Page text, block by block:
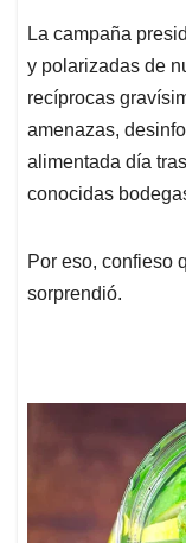
La campaña
y polarizadas de
recíprocas
amenazas,
alimentada día
conocidas
Por eso, confieso
sorprendió.